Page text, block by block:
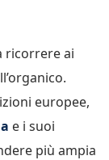
ricorrere ai
europee,
e i suoi
più ampia